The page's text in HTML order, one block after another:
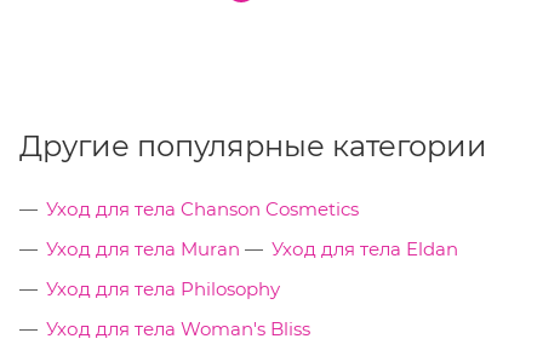
Другие популярные категории
Уход для тела Chanson Cosmetics
Уход для тела Muran
Уход для тела Eldan
Уход для тела Philosophy
Уход для тела Woman's Bliss